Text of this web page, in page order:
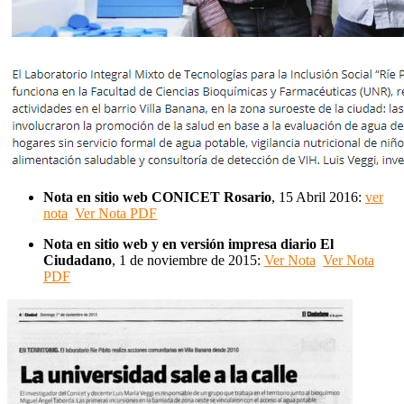
Nota en sitio web CONICET Rosario, 15 Abril 2016: ver
nota Ver Nota PDF
Nota en sitio web y en versión impresa diario El
Ciudadano, 1 de noviembre de 2015: Ver Nota Ver Nota
PDF